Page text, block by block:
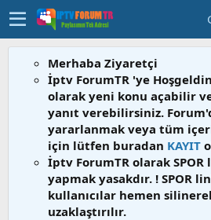
Merhaba Ziyaretçi
İptv ForumTR 'ye
olarak yeni konu açabilir
yanıt verebilirsiniz.
yararlanmak veya tüm
için lütfen buradan KAYIT
İptv ForumTR olarak SPOR
yapmak yasakdır. ! SPOR
kullanıcılar hemen
uzaklaştırılır.